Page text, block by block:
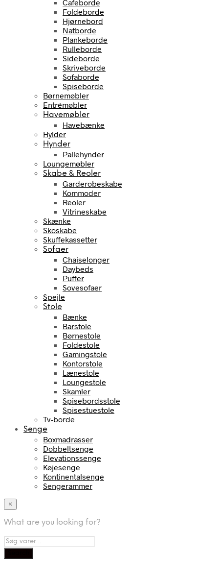
Cafeborde
Foldeborde
Hjørnebord
Natborde
Plankeborde
Rulleborde
Sideborde
Skriveborde
Sofaborde
Spiseborde
Børnemøbler
Entrémøbler
Havemøbler
Havebænke
Hylder
Hynder
Pallehynder
Loungemøbler
Skabe & Reoler
Garderobeskabe
Kommoder
Reoler
Vitrineskabe
Skænke
Skoskabe
Skuffekassetter
Sofaer
Chaiselonger
Daybeds
Puffer
Sovesofaer
Spejle
Stole
Bænke
Barstole
Børnestole
Foldestole
Gamingstole
Kontorstole
Lænestole
Loungestole
Skamler
Spisebordsstole
Spisestuestole
Tv-borde
Senge
Boxmadrasser
Dobbeltsenge
Elevationssenge
Køjesenge
Kontinentalsenge
Sengerammer
×
What are you looking for?